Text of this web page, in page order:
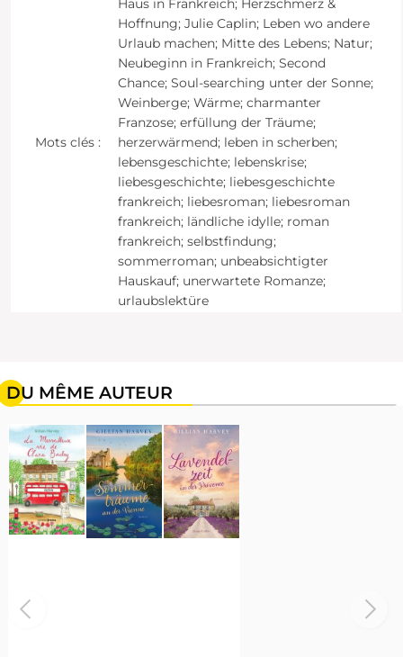
Mots clés :
Haus in Frankreich; Herzschmerz &
Hoffnung; Julie Caplin; Leben wo andere
Urlaub machen; Mitte des Lebens; Natur;
Neubeginn in Frankreich; Second
Chance; Soul-searching unter der Sonne;
Weinberge; Wärme; charmanter
Franzose; erfüllung der Träume;
herzerwärmend; leben in scherben;
lebensgeschichte; lebenskrise;
liebesgeschichte; liebesgeschichte
frankreich; liebesroman; liebesroman
frankreich; ländliche idylle; roman
frankreich; selbstfindung;
sommerroman; unbeabsichtigter
Hauskauf; unerwartete Romanze;
urlaubslektüre
DU MÊME AUTEUR